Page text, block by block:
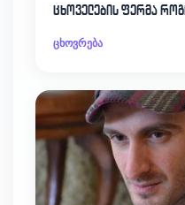
ცხოველების ფერმა
ცხოვრება